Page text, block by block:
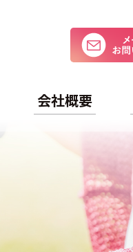
会社概要